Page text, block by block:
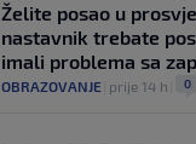
Želite posao u
nastavnik trebate
imali problema sa
OBRAZOVANJE prije 14 h 0